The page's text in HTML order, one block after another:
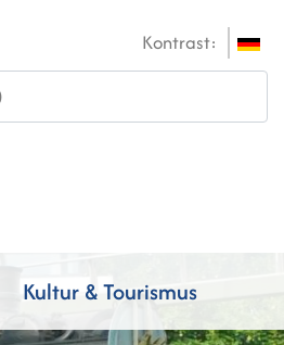
Kontrast:
Kultur & Tourismus